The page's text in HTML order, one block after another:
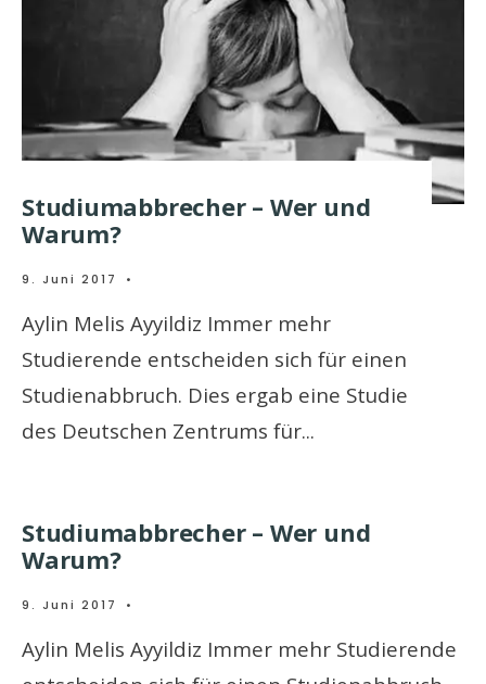
Studiumabbrecher – Wer und
Warum?
9. Juni 2017 •
Aylin Melis Ayyildiz Immer mehr
Studierende entscheiden sich für einen
Studienabbruch. Dies ergab eine Studie
des Deutschen Zentrums für...
Studiumabbrecher – Wer und
Warum?
9. Juni 2017 •
Aylin Melis Ayyildiz Immer mehr Studierende